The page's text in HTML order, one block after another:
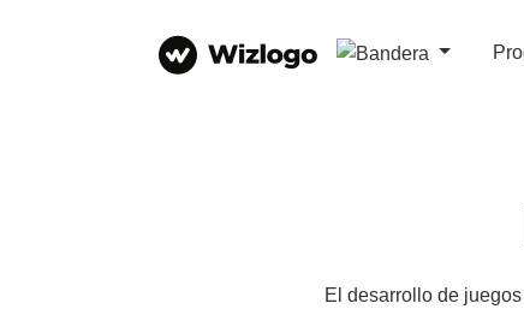
El desarrollo de